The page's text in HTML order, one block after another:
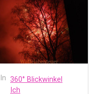
In 360° Blickwinkel
Ich